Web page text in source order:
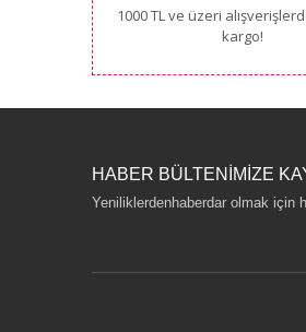
1000 TL ve üzeri
kargo!
HABER BÜLTENİMİZE
Yeniliklerdenhaberdar olmak için